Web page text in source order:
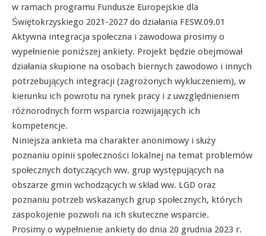
w ramach programu Fundusze Europejskie dla
Świętokrzyskiego 2021-2027 do działania FESW.09.01
Aktywna integracja społeczna i zawodowa prosimy o
wypełnienie poniższej ankiety. Projekt będzie obejmował
działania skupione na osobach biernych zawodowo i innych
potrzebujących integracji (zagrożonych wykluczeniem), w
kierunku ich powrotu na rynek pracy i z uwzględnieniem
różnorodnych form wsparcia rozwijających ich
kompetencje.
Niniejsza ankieta ma charakter anonimowy i służy
poznaniu opinii społeczności lokalnej na temat problemów
społecznych dotyczących ww. grup występujących na
obszarze gmin wchodzących w skład ww. LGD oraz
poznaniu potrzeb wskazanych grup społecznych, których
zaspokojenie pozwoli na ich skuteczne wsparcie.
Prosimy o wypełnienie ankiety do dnia 20 grudnia 2023 r.